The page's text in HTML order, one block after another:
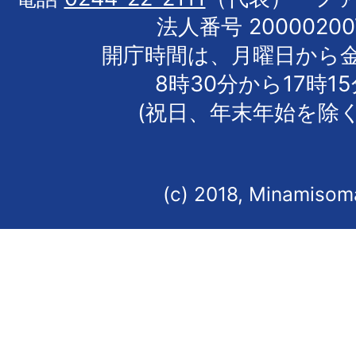
法人番号
開庁時間は、月曜日から
8時30分から17時
(祝日、年末年始を除
(c) 2018,